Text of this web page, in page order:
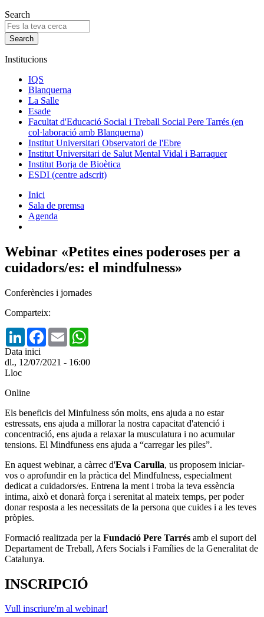
Search
Institucions
IQS
Blanquerna
La Salle
Esade
Facultat d'Educació Social i Treball Social Pere Tarrés (en
col·laboració amb Blanquerna)
Institut Universitari Observatori de l'Ebre
Institut Universitari de Salut Mental Vidal i Barraquer
Institut Borja de Bioètica
ESDI (centre adscrit)
Inici
Sala de premsa
Agenda
Webinar «Petites eines poderoses per a
cuidadors/es: el mindfulness»
Conferències i jornades
Comparteix:
LinkedInFacebook
Email
Data inici
dl., 12/07/2021 - 16:00
Lloc
Online
Els beneficis del Minfulness són molts, ens ajuda a no estar
estressats, ens ajuda a millorar la nostra capacitat d'atenció i
concentració, ens ajuda a relaxar la musculatura i no acumular
tensions. El Mindfuness ens ajuda a “carregar les piles”.
En aquest webinar, a càrrec d'Eva Carulla, us proposem iniciar-
vos o aprofundir en la pràctica del Mindfulness, especialment
dedicat a cuidadors/es. Entrena la ment i troba la teva essència
intima, això et donarà força i serenitat al mateix temps, per poder
donar resposta a les necessitats de la persona que cuides i a les teves
pròpies.
Formació realitzada per la Fundació Pere Tarrés amb el suport del
Departament de Treball, Afers Socials i Famílies de la Generalitat de
Catalunya.
INSCRIPCIÓ
Vull inscriure'm al webinar!